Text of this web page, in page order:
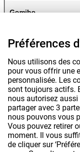
Gomibo
Les prix mentionnés
Préférences
Nous utilisons des
pour vous offrir une
personnalisée. Les
sont toujours actifs.
nous autorisez
partager avec 3
nous pouvons vous
Vous pouvez retirer
moment. Il vous
de cliquer sur